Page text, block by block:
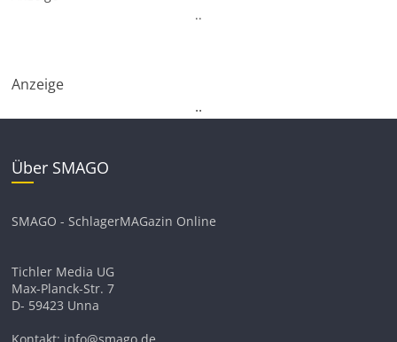
..
Anzeige
..
Über SMAGO
SMAGO - SchlagerMAGazin Online
Tichler Media UG
Max-Planck-Str. 7
D- 59423 Unna